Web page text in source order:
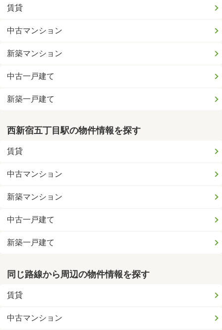
賃貸
中古マンション
新築マンション
中古一戸建て
新築一戸建て
西新宿五丁目駅の物件情報を探す
賃貸
中古マンション
新築マンション
中古一戸建て
新築一戸建て
同じ路線から周辺の物件情報を探す
賃貸
中古マンション